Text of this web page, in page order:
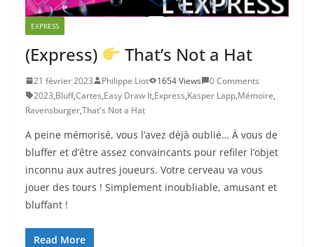
EXPRESS
(Express) That’s Not a Hat
21 février 2023 Philippe Liot 1654 Views
0 Comments
2023,Bluff,Cartes,Easy Draw It,Express,Kasper Lapp,Mémoire,
Ravensburger,That's Not a Hat
A peine mémorisé, vous l’avez déjà oublié… À vous de
bluffer et d’être assez convaincants pour refiler l’objet
inconnu aux autres joueurs. Votre cerveau va vous
jouer des tours ! Simplement inoubliable, amusant et
bluffant !
Read More